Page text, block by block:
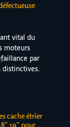
vital du
moteurs
par
distinctives.
cache étrier
19″ pour